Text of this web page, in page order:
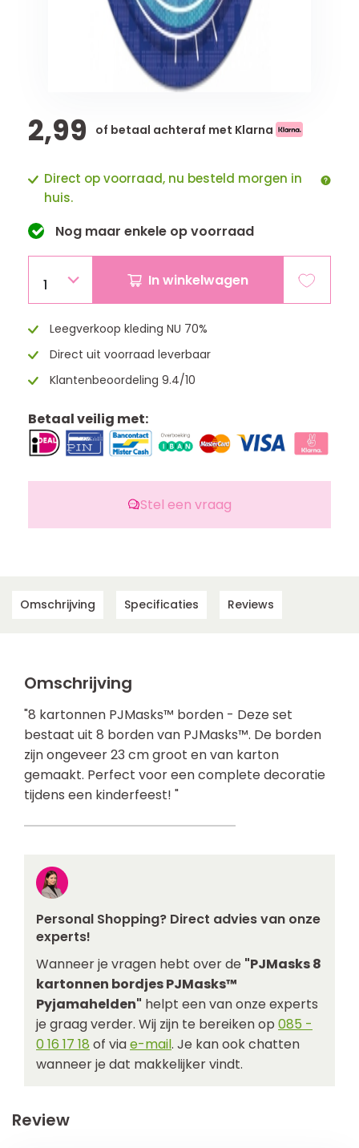
Schommelstoelen en wipstoeltjes
2,99 of betaal achteraf met Klarna
Direct op voorraad, nu besteld morgen in
huis.
Nog maar enkele op voorraad
1 In winkelwagen
Leegverkoop kleding NU 70%
Direct uit voorraad leverbaar
Klantenbeoordeling 9.4/10
Betaal veilig met:
Stel een vraag
Omschrijving Specificaties Reviews
Omschrijving
"8 kartonnen PJMasks™ borden - Deze set
bestaat uit 8 borden van PJMasks™. De borden
zijn ongeveer 23 cm groot en van karton
gemaakt. Perfect voor een complete decoratie
tijdens een kinderfeest! "
Personal Shopping? Direct advies van onze
experts!
Wanneer je vragen hebt over de "PJMasks 8
kartonnen bordjes PJMasks™
Pyjamahelden" helpt een van onze experts
je graag verder. Wij zijn te bereiken op 085 -
0 16 17 18 of viae-mail. Je kan ook chatten
wanneer je dat makkelijker vindt.
Review